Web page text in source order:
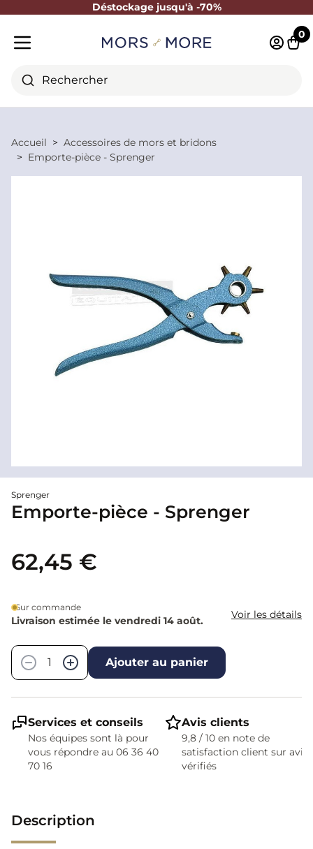
Déstockage jusqu'à -70%
Fermer
Rechercher
0
Accueil
Accessoires de mors et bridons
Emporte-pièce - Sprenger
Sprenger
Emporte-pièce - Sprenger
62,45 €
Sur commande
Livraison estimée le vendredi 14 août. Voir les détails
−
+ Ajouter au panier
Services et conseils
Nos équipes sont là pour
vous répondre au 06 36 40
70 16
Avis clients
9,8 / 10 en note de
satisfaction client sur avis
vérifiés
Description